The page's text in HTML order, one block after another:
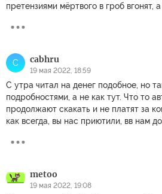
претензиями мёртвого в гроб вгонят,
C cabhru
19 мая 2022, 18:59
С утра читал на денег подобное, но
подробностями, а не как тут. Что то
продолжают скакать и не платят за
как всегда, вы нас приютили, вв нам
metoo
19 мая 2022, 19:08